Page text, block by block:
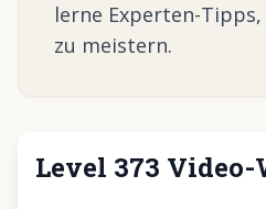
lerne Experten-
zu meistern.
Level 373Klicken, um